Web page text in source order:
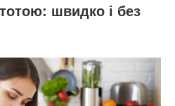
швидко і без